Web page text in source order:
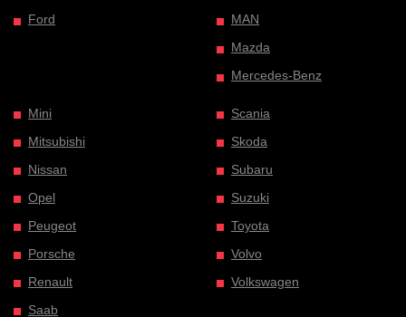
Ford
MAN
Mazda
Mercedes-Benz
Mini
Mitsubishi
Nissan
Opel
Peugeot
Porsche
Renault
Saab
Scania
Skoda
Subaru
Suzuki
Toyota
Volvo
Volkswagen